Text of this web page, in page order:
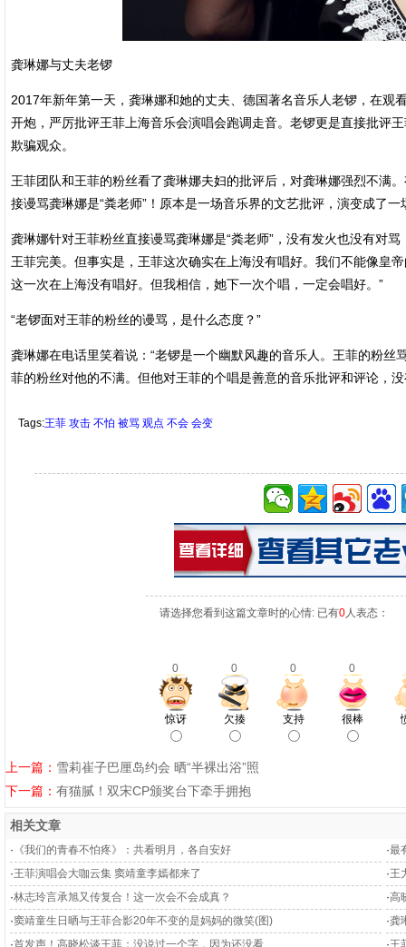
龚琳娜与丈夫老锣
2017年新年第一天，龚琳娜和她的丈夫、德国著名音乐人老锣，在
开炮，严厉批评王菲上海音乐会演唱会跑调走音。老锣更是直接批评
欺骗观众。
王菲团队和王菲的粉丝看了龚琳娜夫妇的批评后，对龚琳娜强烈不满
接谩骂龚琳娜是“粪老师”！原本是一场音乐界的文艺批评，演变成了一
龚琳娜针对王菲粉丝直接谩骂龚琳娜是“粪老师”，没有发火也没有对
王菲完美。但事实是，王菲这次确实在上海没有唱好。我们不能像皇
这一次在上海没有唱好。但我相信，她下一次个唱，一定会唱好。”
“老锣面对王菲的粉丝的谩骂，是什么态度？”
龚琳娜在电话里笑着说：“老锣是一个幽默风趣的音乐人。王菲的粉
菲的粉丝对他的不满。但他对王菲的个唱是善意的音乐批评和评论，
Tags:王菲 攻击 不怕 被骂 观点 不会 会变
请选择您看到这篇文章时的心情: 已有0人表态：
0 0 0 0
惊讶 欠揍 支持 很棒
上一篇： 雪莉崔子巴厘岛约会 晒“半裸出浴”照
下一篇： 有猫腻！双宋CP颁奖台下牵手拥抱
相关文章
· 《我们的青春不怕疼》：共看明月，各自安好 ·最
·王菲演唱会大咖云集 窦靖童李嫣都来了 ·王
·林志玲言承旭又传复合！这一次会不会成真？ ·高
·窦靖童生日晒与王菲合影20年不变的是妈妈的微笑(图) ·龚
·首发声！高晓松谈王菲：没说过一个字，因为还没看 ·王